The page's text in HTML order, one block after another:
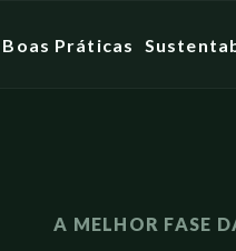
Boas Práticas
A MELHOR FASE